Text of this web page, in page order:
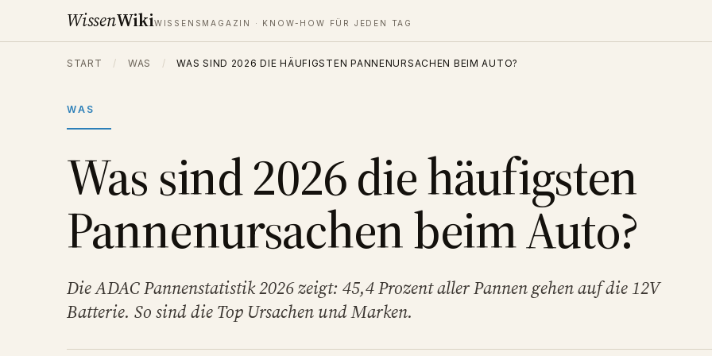
WissenWikiWISSENSMAGAZIN · KNOW-HOW FÜR JEDEN TAG
START / WAS / WAS SIND 2026 DIE HÄUFIGSTEN PANNENURSACHEN BEIM AUTO?
WAS
Was sind 2026 die häufigsten
Pannenursachen beim Auto?
Die ADAC Pannenstatistik 2026 zeigt: 45,4 Prozent aller Pannen gehen auf die 12V
Batterie. So sind die Top Ursachen und Marken.